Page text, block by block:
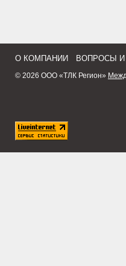
О КОМПАНИИ ВОПРОСЫ И
© 2026 ООО «ТЛК Регион»